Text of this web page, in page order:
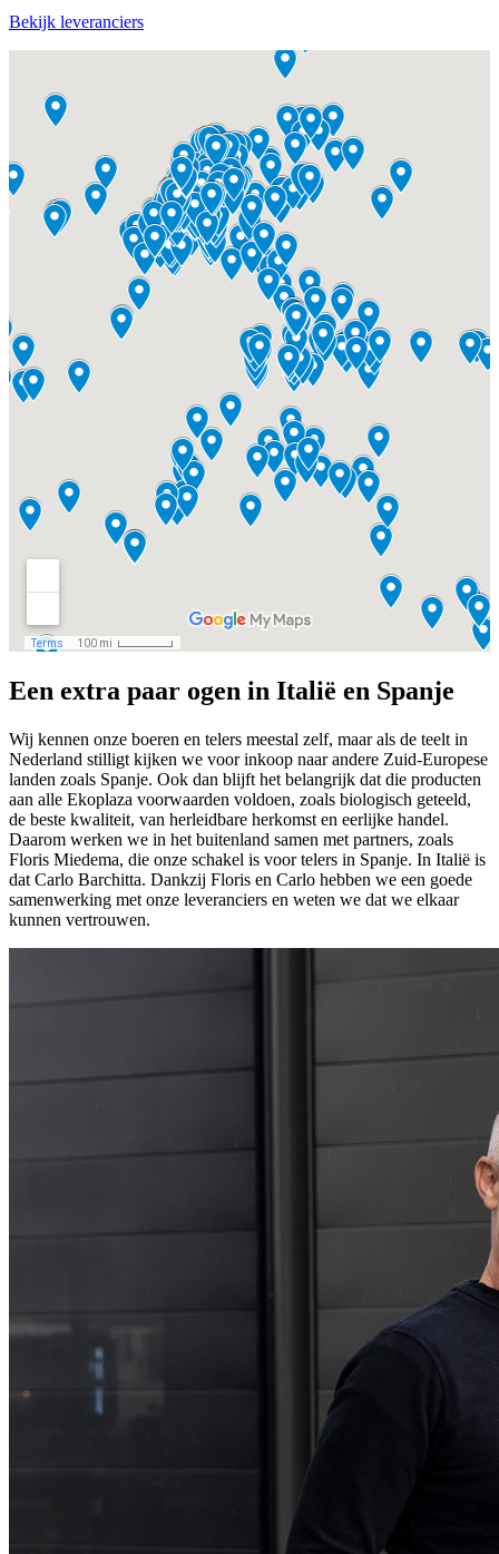
Bekijk leveranciers
Een extra paar ogen in Italië en Spanje
Wij kennen onze boeren en telers meestal zelf, maar als de teelt in
Nederland stilligt kijken we voor inkoop naar andere Zuid-Europese
landen zoals Spanje. Ook dan blijft het belangrijk dat die producten
aan alle Ekoplaza voorwaarden voldoen, zoals biologisch geteeld,
de beste kwaliteit, van herleidbare herkomst en eerlijke handel.
Daarom werken we in het buitenland samen met partners, zoals
Floris Miedema, die onze schakel is voor telers in Spanje. In Italië is
dat Carlo Barchitta. Dankzij Floris en Carlo hebben we een goede
samenwerking met onze leveranciers en weten we dat we elkaar
kunnen vertrouwen.